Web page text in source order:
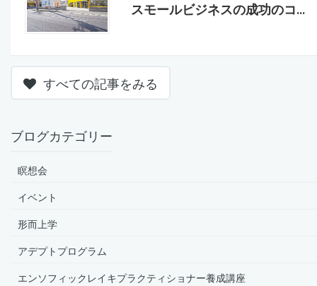
スモールビジネスの成功のコ...
すべての記事をみる
ブログカテゴリー
瞑想会
イベント
形而上学
アデプトプログラム
エンソフィックレイキプラクティショナー養成講座